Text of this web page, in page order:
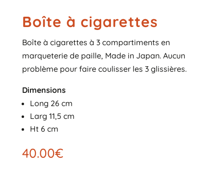
Boîte à cigarettes
Boîte à cigarettes à 3 compartiments en
marqueterie de paille, Made in Japan. Aucun
problème pour faire coulisser les 3 glissières.
Dimensions
Long 26 cm
Larg 11,5 cm
Ht 6 cm
40.00€